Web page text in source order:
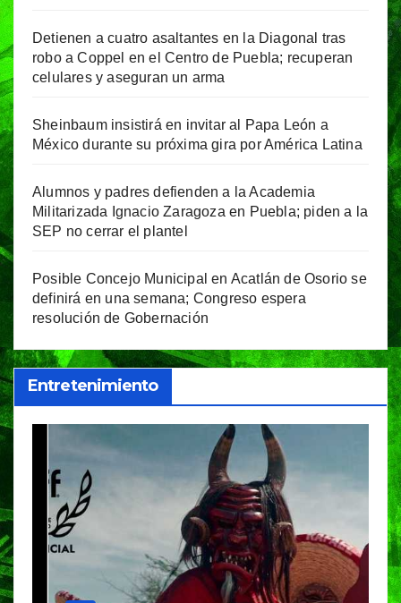
Detienen a cuatro asaltantes en la Diagonal tras
robo a Coppel en el Centro de Puebla; recuperan
celulares y aseguran un arma
Sheinbaum insistirá en invitar al Papa León a
México durante su próxima gira por América Latina
Alumnos y padres defienden a la Academia
Militarizada Ignacio Zaragoza en Puebla; piden a la
SEP no cerrar el plantel
Posible Concejo Municipal en Acatlán de Osorio se
definirá en una semana; Congreso espera
resolución de Gobernación
Entretenimiento